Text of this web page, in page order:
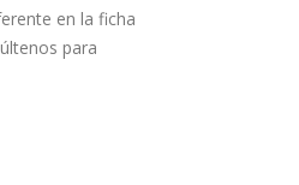
en la ficha
para